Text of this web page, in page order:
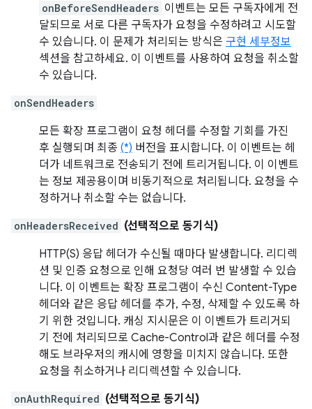
onBeforeSendHeaders 이벤트는 모든 구독자에게 전
달되므로 서로 다른 구독자가 요청을 수정하려고 시도할
수 있습니다. 이 문제가 처리되는 방식은 구현 세부정보
섹션을 참고하세요. 이 이벤트를 사용하여 요청을 취소할
수 있습니다.
onSendHeaders
모든 확장 프로그램이 요청 헤더를 수정할 기회를 가진
후 실행되며 최종 (*) 버전을 표시합니다. 이 이벤트는 헤
더가 네트워크로 전송되기 전에 트리거됩니다. 이 이벤트
는 정보 제공용이며 비동기적으로 처리됩니다. 요청을 수
정하거나 취소할 수는 없습니다.
onHeadersReceived (선택적으로 동기식)
HTTP(S) 응답 헤더가 수신될 때마다 발생합니다. 리디렉
션 및 인증 요청으로 인해 요청당 여러 번 발생할 수 있습
니다. 이 이벤트는 확장 프로그램이 수신 Content-Type
헤더와 같은 응답 헤더를 추가, 수정, 삭제할 수 있도록 하
기 위한 것입니다. 캐싱 지시문은 이 이벤트가 트리거되
기 전에 처리되므로 Cache-Control과 같은 헤더를 수정
해도 브라우저의 캐시에 영향을 미치지 않습니다. 또한
요청을 취소하거나 리디렉션할 수 있습니다.
onAuthRequired (선택적으로 동기식)